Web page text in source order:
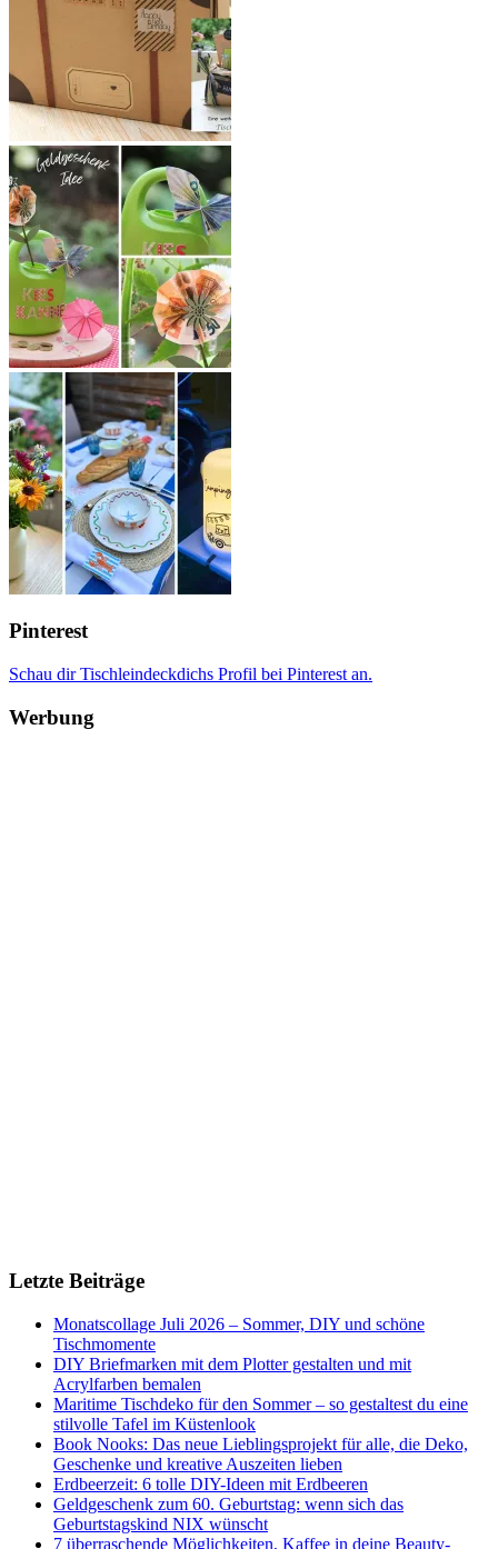
Pinterest
Schau dir Tischleindeckdichs Profil bei Pinterest an.
Werbung
Letzte Beiträge
Monatscollage Juli 2026 – Sommer, DIY und schöne
Tischmomente
DIY Briefmarken mit dem Plotter gestalten und mit
Acrylfarben bemalen
Maritime Tischdeko für den Sommer – so gestaltest du eine
stilvolle Tafel im Küstenlook
Book Nooks: Das neue Lieblingsprojekt für alle, die Deko,
Geschenke und kreative Auszeiten lieben
Erdbeerzeit: 6 tolle DIY-Ideen mit Erdbeeren
Geldgeschenk zum 60. Geburtstag: wenn sich das
Geburtstagskind NIX wünscht
7 überraschende Möglichkeiten, Kaffee in deine Beauty-